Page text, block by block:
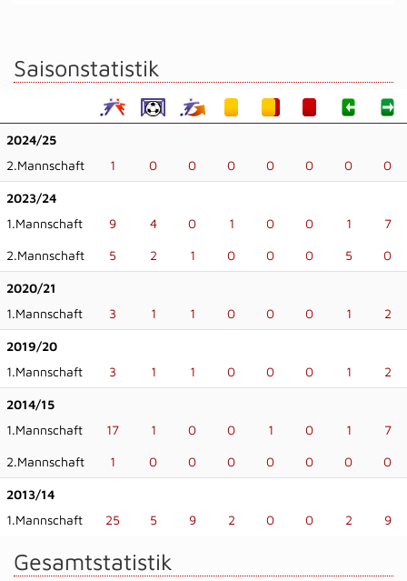
Saisonstatistik
2024/25
2.Mannschaft
1 0 0 0 0 0 0 0
2023/24
1.Mannschaft
9 4 0 1 0 0 1 7
2.Mannschaft 5 2 1 0 0 0 5 0
2020/21
1.Mannschaft
3 1 1 0 0 0 1 2
2019/20
1.Mannschaft
3 1 1 0 0 0 1 2
2014/15
1.Mannschaft
17 1 0 0 1 0 1 7
2.Mannschaft 1 0 0 0 0 0 0 0
2013/14
1.Mannschaft
25 5 9 2 0 0 2 9
Gesamtstatistik